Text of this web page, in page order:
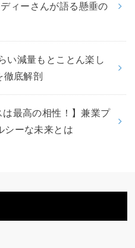
ィーさんが語る懸垂の
い減量もとことん楽し
徹底解剖
は最高の相性！】兼業プ
シーな未来とは